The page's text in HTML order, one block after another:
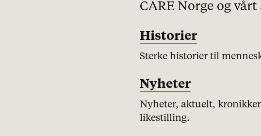
CARE Norge og
Historier
Sterke historier til
Nyheter
Nyheter, aktuelt,
likestilling.